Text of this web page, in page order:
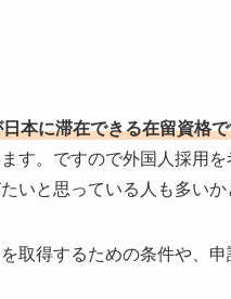
本に滞在できる在留資格
す。ですので外国人採用
いと思っている人も多いか
取得するための条件や、